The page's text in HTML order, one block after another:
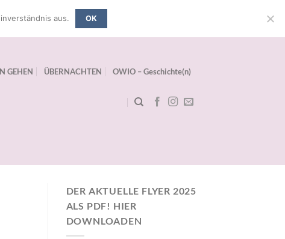
GEHEN ÜBERNACHTEN OWIO – Geschichte(n)
DER AKTUELLE FLYER 2025
ALS PDF! HIER
DOWNLOADEN
aus. OK